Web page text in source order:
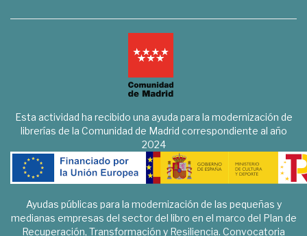
Esta actividad ha recibido una ayuda para la modernización de
librerías de la Comunidad de Madrid correspondiente al año
2024
Ayudas públicas para la modernización de las pequeñas y
medianas empresas del sector del libro en el marco del Plan de
Recuperación, Transformación y Resiliencia. Convocatoria